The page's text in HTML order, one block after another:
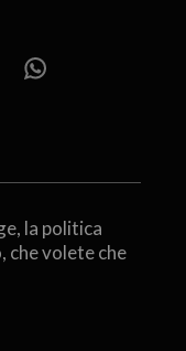
la politica
che volete che